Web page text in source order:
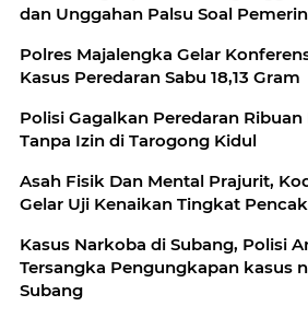
dan Unggahan Palsu Soal
Polres Majalengka Gelar
Kasus Peredaran Sabu 18,13 Gram
Polisi Gagalkan Peredaran
Tanpa Izin di Tarogong Kidul
Asah Fisik Dan Mental Prajurit,
Gelar Uji Kenaikan Tingkat
Kasus Narkoba di Subang, Polisi
Tersangka Pengungkapan kasus
Subang